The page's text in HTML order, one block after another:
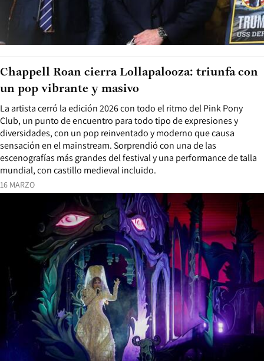
16 MARZO
La artista cerró la edición 2026 con todo el ritmo del Pink Pony
Club, un punto de encuentro para todo tipo de expresiones y
diversidades, con un pop reinventado y moderno que causa
sensación en el mainstream. Sorprendió con una de las
escenografías más grandes del festival y una performance de talla
mundial, con castillo medieval incluido.
Chappell Roan cierra Lollapalooza: triunfa con
un pop vibrante y masivo